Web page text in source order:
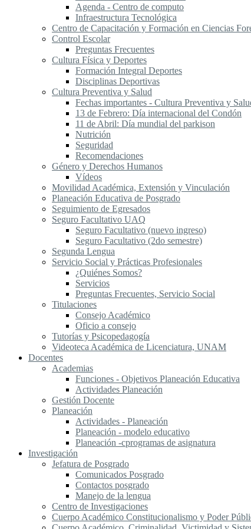
Agenda - Centro de computo
Infraestructura Tecnológica
Centro de Capacitación y Formación en Ciencias
Control Escolar
Preguntas Frecuentes
Cultura Física y Deportes
Formación Integral Deportes
Disciplinas Deportivas
Cultura Preventiva y Salud
Fechas importantes - Cultura Preventiva y
13 de Febrero: Día internacional del Condón
11 de Abril: Día mundial del parkison
Nutrición
Seguridad
Recomendaciones
Género y Derechos Humanos
Vídeos
Movilidad Académica, Extensión y Vinculación
Planeación Educativa de Posgrado
Seguimiento de Egresados
Seguro Facultativo UAQ
Seguro Facultativo (nuevo ingreso)
Seguro Facultativo (2do semestre)
Segunda Lengua
S​ervicio Social y Prácticas Profesionales
¿Quiénes Somos?
Servicios
Preguntas Frecuentes, Servicio Social
Titulaciones
Consejo Académico
Oficio a consejo
Tutorías y Psicopedagogía
Videoteca Académica de Licenciatura, UNAM
Docentes
Academias
Funciones - Objetivos Planeación Educativa
Actividades Planeación
Gestión Docente
Planeación
Actividades - Planeación
Planeación - modelo educativo
Planeación -cprogramas de asignatura
Investigación
Jefatura de Posgrado
Comunicados Posgrado
Contactos posgrado
Manejo de la lengua
Centro de Investigaciones
Cuerpo Académico Constitucionalismo y Poder